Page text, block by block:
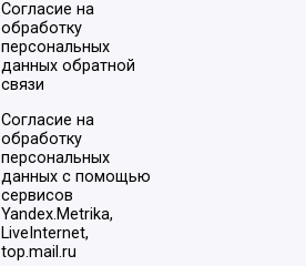
Согласие на
обработку
персональных
данных обратной
связи
Согласие на
обработку
персональных
данных с помощью
сервисов
Yandex.Metrika,
LiveInternet,
top.mail.ru